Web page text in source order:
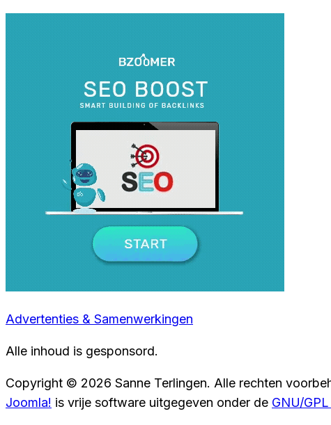
Advertenties & Samenwerkingen
Alle inhoud is gesponsord.
Copyright © 2026 Sanne Terlingen. Alle rechten
Joomla! is vrije software uitgegeven onder de GNU/